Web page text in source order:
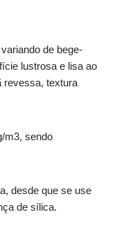
de bege-
lustrosa e lisa ao
revessa, textura
m3, sendo
desde que se use
de sílica.